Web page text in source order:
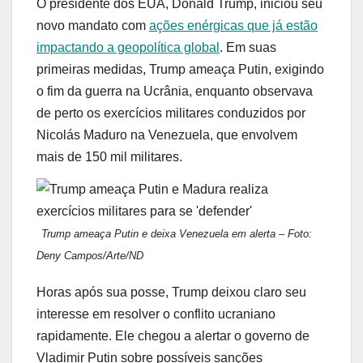
O presidente dos EUA, Donald Trump, iniciou seu
novo mandato com ações enérgicas que já estão
impactando a geopolítica global . Em suas
primeiras medidas, Trump ameaça Putin, exigindo
o fim da guerra na Ucrânia, enquanto observava
de perto os exercícios militares conduzidos por
Nicolás Maduro na Venezuela, que envolvem
mais de 150 mil militares.
Trump ameaça Putin e deixa Venezuela em alerta – Foto:
Deny Campos/Arte/ND
Horas após sua posse, Trump deixou claro seu
interesse em resolver o conflito ucraniano
rapidamente. Ele chegou a alertar o governo de
Vladimir Putin sobre possíveis sanções